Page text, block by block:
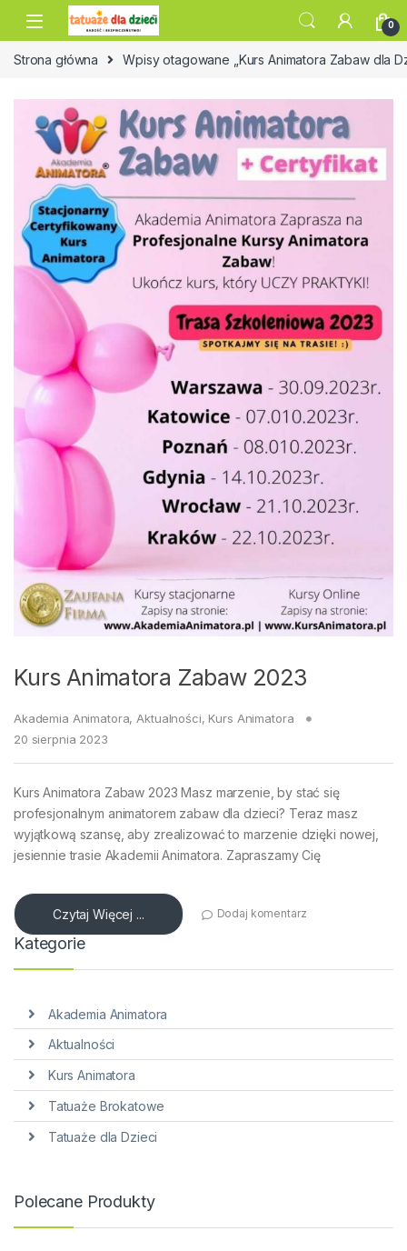
Skip to navigation
Skip to content
0
Strona główna Wpisy otagowane „Kurs Animatora Zabaw dla
Kurs Animatora Zabaw 2023
Akademia Animatora, Aktualności, Kurs Animatora
20 sierpnia 2023
Kurs Animatora Zabaw 2023 Masz marzenie, by stać się
profesjonalnym animatorem zabaw dla dzieci? Teraz masz
wyjątkową szansę, aby zrealizować to marzenie dzięki nowej,
jesiennie trasie Akademii Animatora. Zapraszamy Cię
Czytaj Więcej ... Dodaj komentarz
Kategorie
Akademia Animatora
Aktualności
Kurs Animatora
Tatuaże Brokatowe
Tatuaże dla Dzieci
Polecane Produkty